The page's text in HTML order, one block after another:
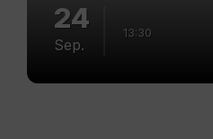
24
Sep.
13:30